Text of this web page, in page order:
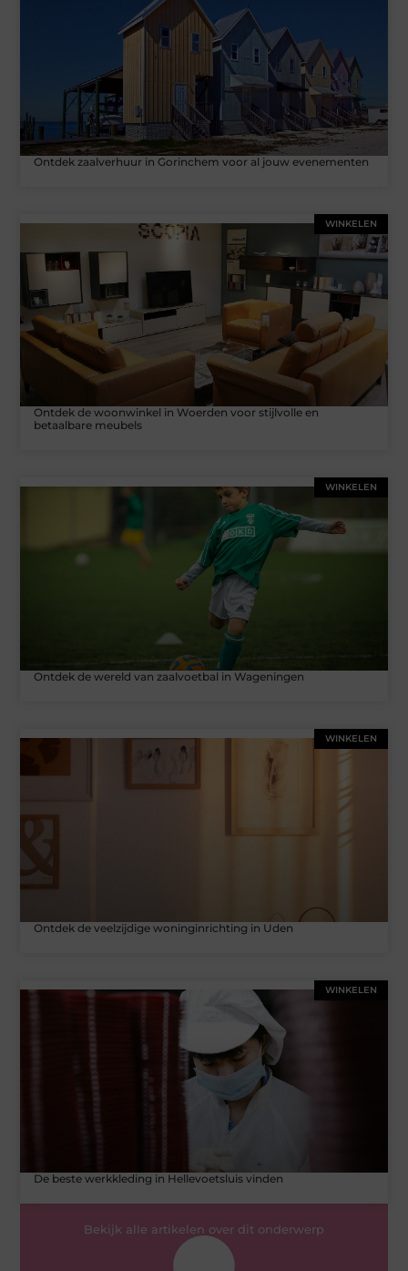
Ontdek zaalverhuur in Gorinchem voor al jouw evenementen
WINKELEN
Ontdek de woonwinkel in Woerden voor stijlvolle en
betaalbare meubels
WINKELEN
Ontdek de wereld van zaalvoetbal in Wageningen
WINKELEN
Ontdek de veelzijdige woninginrichting in Uden
WINKELEN
De beste werkkleding in Hellevoetsluis vinden
Bekijk alle artikelen over dit onderwerp